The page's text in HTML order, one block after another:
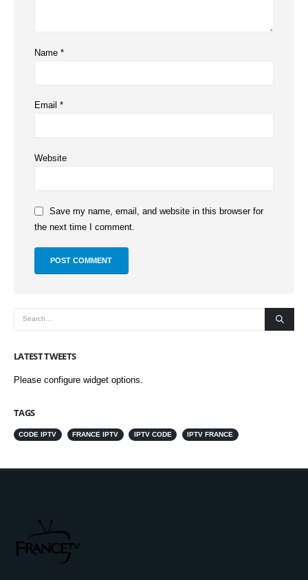
Name *
Email *
Website
Save my name, email, and website in this browser for
the next time I comment.
LATEST TWEETS
Please configure widget options.
TAGS
CODE IPTV FRANCE IPTV IPTV CODE IPTV FRANCE